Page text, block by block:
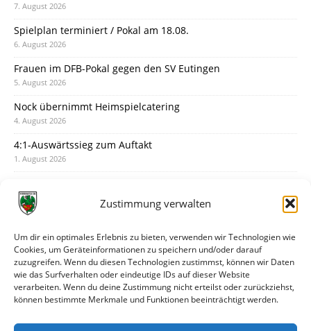
Zustimmung verwalten
Um dir ein optimales Erlebnis zu bieten, verwenden wir Technologien wie
Cookies, um Geräteinformationen zu speichern und/oder darauf
zuzugreifen. Wenn du diesen Technologien zustimmst, können wir Daten
wie das Surfverhalten oder eindeutige IDs auf dieser Website
verarbeiten. Wenn du deine Zustimmung nicht erteilst oder zurückziehst,
können bestimmte Merkmale und Funktionen beeinträchtigt werden.
7. August 2026
Spielplan terminiert / Pokal am 18.08.
6. August 2026
Frauen im DFB-Pokal gegen den SV Eutingen
5. August 2026
Nock übernimmt Heimspielcatering
4. August 2026
4:1-Auswärtssieg zum Auftakt
1. August 2026
31. Juli 2026
30. Juli 2026
Deine Spielminute: 89+1
28. Juli 2026
Neuer Rückensponsor